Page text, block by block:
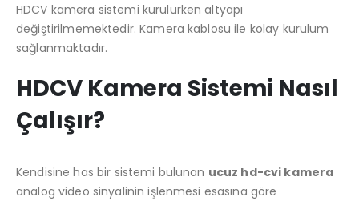
HDCV kamera sistemi kurulurken altyapı
değiştirilmemektedir. Kamera kablosu ile kolay kurulum
sağlanmaktadır.
HDCV Kamera Sistemi Nasıl
Çalışır?
Kendisine has bir sistemi bulunan ucuz hd-cvi kamera
analog video sinyalinin işlenmesi esasına göre